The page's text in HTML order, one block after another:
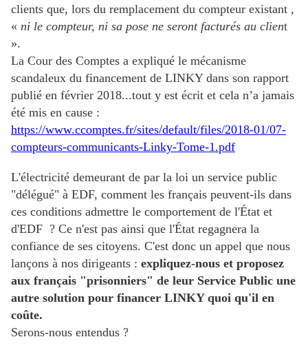
clients que, lors du remplacement du compteur existant ,
« ni le compteur, ni sa pose ne seront facturés au client
».
La Cour des Comptes a expliqué le mécanisme
scandaleux du financement de LINKY dans son rapport
publié en février 2018...tout y est écrit et cela n’a jamais
été mis en cause :
https://www.ccomptes.fr/sites/default/files/2018-01/07-
compteurs-communicants-Linky-Tome-1.pdf
L'électricité demeurant de par la loi un service public
"délégué" à EDF, comment les français peuvent-ils dans
ces conditions admettre le comportement de l'État et
d'EDF ? Ce n'est pas ainsi que l'État regagnera la
confiance de ses citoyens. C'est donc un appel que nous
lançons à nos dirigeants : expliquez-nous et proposez
aux français "prisonniers" de leur Service Public une
autre solution pour financer LINKY quoi qu'il en
coûte.
Serons-nous entendus ?